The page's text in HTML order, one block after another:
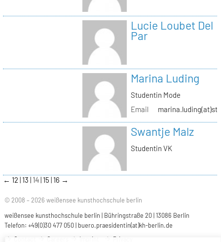
Lucie Loubet Del
Par
Marina Luding
Studentin Mode
Email
Swantje Malz
Studentin VK
← 12 13 14 15 16 →
© 2008 – 2026 weißensee kunsthochschule berlin
weißensee kunsthochschule berlin | Bühringstraße 20 | 13086 Berlin
Telefon: +49(0)30 477 050 | buero.praesidentin(at)kh-berlin.de
Contact
Careers Imprint Privacy